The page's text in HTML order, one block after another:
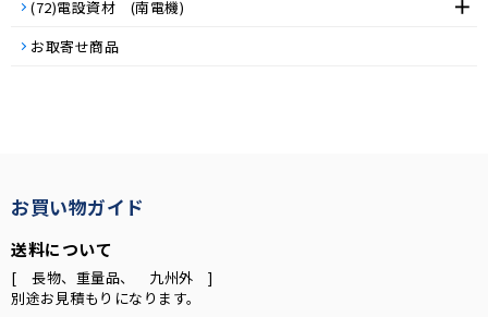
(72)電設資材 (南電機)
お取寄せ商品
お買い物ガイド
送料について
[ 長物、重量品、 九州外 ]
別途お見積もりになります。